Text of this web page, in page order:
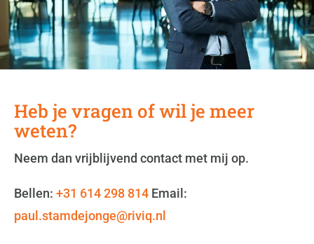
Heb je vragen of wil je meer
weten?
Neem dan vrijblijvend contact met mij op.
Bellen: +31 614 298 814 Email:
paul.stamdejonge@riviq.nl